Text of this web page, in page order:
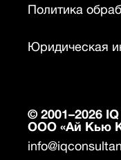
Политика
Юридическая
© 2001–2026
ООО «Ай Кью